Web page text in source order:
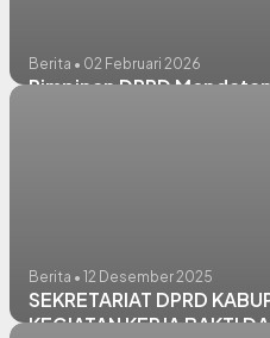
Berita • 02 Februari 2026
Pimpinan DPRD
Berita • 12 Desember 2025
SEKRETARIAT DPRD
KEGIATAN KERJA BAKTI